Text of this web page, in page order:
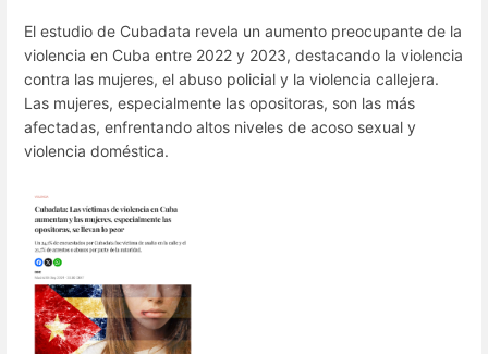
El estudio de Cubadata revela un aumento preocupante de la
violencia en Cuba entre 2022 y 2023, destacando la violencia
contra las mujeres, el abuso policial y la violencia callejera.
Las mujeres, especialmente las opositoras, son las más
afectadas, enfrentando altos niveles de acoso sexual y
violencia doméstica.